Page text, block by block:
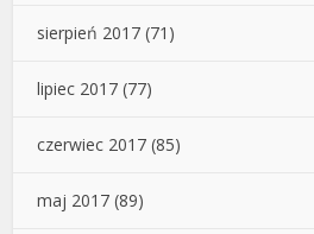
sierpień 2017 (71)
lipiec 2017 (77)
czerwiec 2017 (85)
maj 2017 (89)